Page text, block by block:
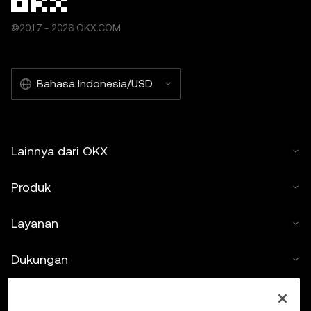
©2017 - 2026 OKX.COM
Bahasa Indonesia/USD
Lainnya dari OKX
Produk
Layanan
Dukungan